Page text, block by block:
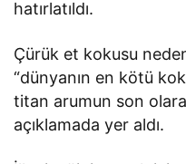
hatırlatıldı.
Çürük et kokusu
“dünyanın en kötü
titan arumun son
açıklamada yer aldı.